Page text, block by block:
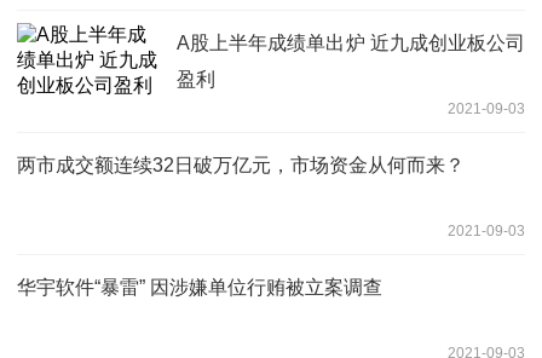
A股上半年成绩单出炉 近九成创业板公司
盈利
2021-09-03
两市成交额连续32日破万亿元，市场资金从何而来？
2021-09-03
华宇软件“暴雷” 因涉嫌单位行贿被立案调查
2021-09-03